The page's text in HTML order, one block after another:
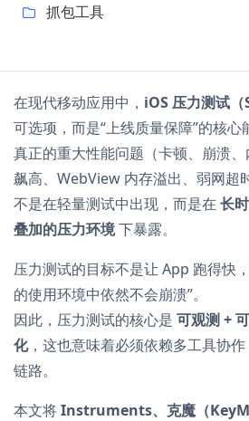
抓包工具
在现代移动应用中， iOS 压力测试（
可选项，而是“上线质量保障”的核心
真正的重大性能问题（卡顿、崩溃
飙高、WebView 内存溢出、弱网超
不是在轻量测试中出现，而是在 长
叠加的压力环境下暴露。
压力测试的目标不是让 App 跑得快
的使用环境中依然不会崩溃”。
因此，压力测试的核心是 可观测 +
化，这也意味着必须依赖多工具协
链路。
本文将Instruments、克魔（